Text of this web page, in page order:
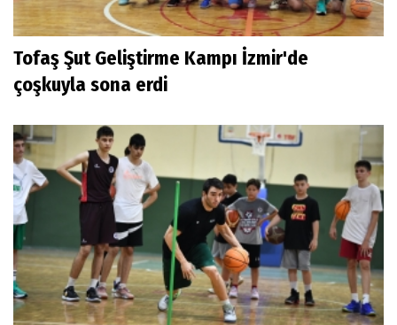
Tofaş Şut Geliştirme Kampı İzmir'de
çoşkuyla sona erdi